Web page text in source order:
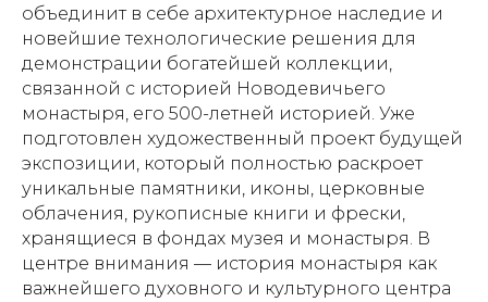
объединит в себе архитектурное наследие и
новейшие технологические решения для
демонстрации богатейшей коллекции,
связанной с историей Новодевичьего
монастыря, его 500-летней историей. Уже
подготовлен художественный проект будущей
экспозиции, который полностью раскроет
уникальные памятники, иконы, церковные
облачения, рукописные книги и фрески,
хранящиеся в фондах музея и монастыря. В
центре внимания — история монастыря как
важнейшего духовного и культурного центра